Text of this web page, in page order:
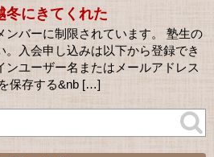
冬にきてくれた
ンバーに制限されています。 塾生の
入会申し込みは以下から登録でき
ンユーザー名またはメールアドレス
保存する&nb […]